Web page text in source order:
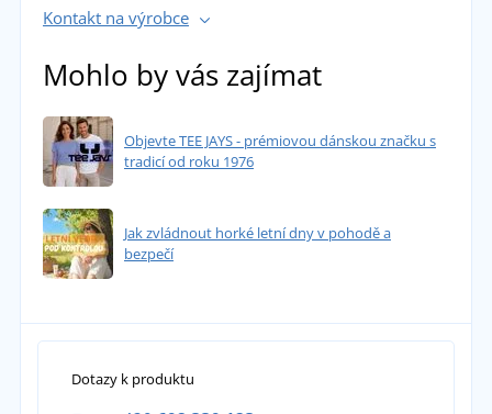
Kontakt na výrobce
Mohlo by vás zajímat
Objevte TEE JAYS - prémiovou dánskou značku s
tradicí od roku 1976
Jak zvládnout horké letní dny v pohodě a
bezpečí
Dotazy k produktu